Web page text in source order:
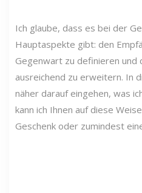
Ich glaube, dass es bei der
Hauptaspekte gibt: den
Gegenwart zu definieren und
ausreichend zu erweitern. In
näher darauf eingehen, was
kann ich Ihnen auf diese
Geschenk oder zumindest